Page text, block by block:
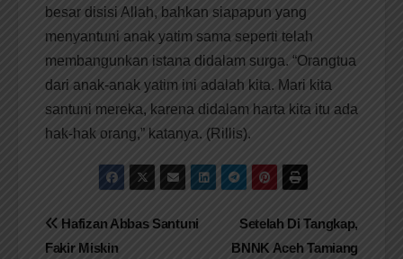
besar disisi Allah, bahkan siapapun yang
menyantuni anak yatim sama seperti telah
membangunkan istana didalam surga. “Orangtua
dari anak-anak yatim ini adalah kita. Mari kita
santuni mereka, karena didalam harta kita itu ada
hak-hak orang,” katanya. (Rillis).
Navigasi
Setelah Di Tangkap,
BNNK Aceh Tamiang
Hafizan Abbas Santuni
Fakir Miskin